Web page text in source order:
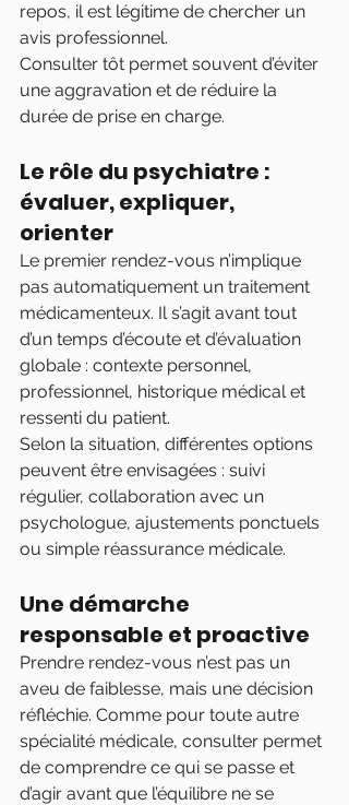
repos, il est légitime de chercher un
avis professionnel.
Consulter tôt permet souvent d’éviter
une aggravation et de réduire la
durée de prise en charge.
Le rôle du psychiatre :
évaluer, expliquer,
orienter
Le premier rendez-vous n’implique
pas automatiquement un traitement
médicamenteux. Il s’agit avant tout
d’un temps d’écoute et d’évaluation
globale : contexte personnel,
professionnel, historique médical et
ressenti du patient.
Selon la situation, différentes options
peuvent être envisagées : suivi
régulier, collaboration avec un
psychologue, ajustements ponctuels
ou simple réassurance médicale.
Une démarche
responsable et proactive
Prendre rendez-vous n’est pas un
aveu de faiblesse, mais une décision
réfléchie. Comme pour toute autre
spécialité médicale, consulter permet
de comprendre ce qui se passe et
d’agir avant que l’équilibre ne se